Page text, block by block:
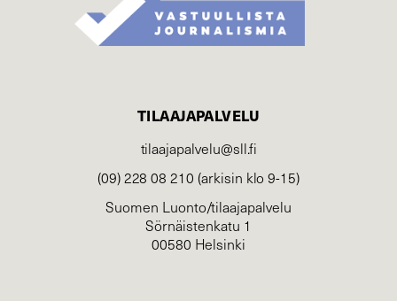
TILAAJAPALVELU
tilaajapalvelu@sll.fi
(09) 228 08 210 (arkisin klo 9-15)
Suomen Luonto/tilaajapalvelu
Sörnäistenkatu 1
00580 Helsinki